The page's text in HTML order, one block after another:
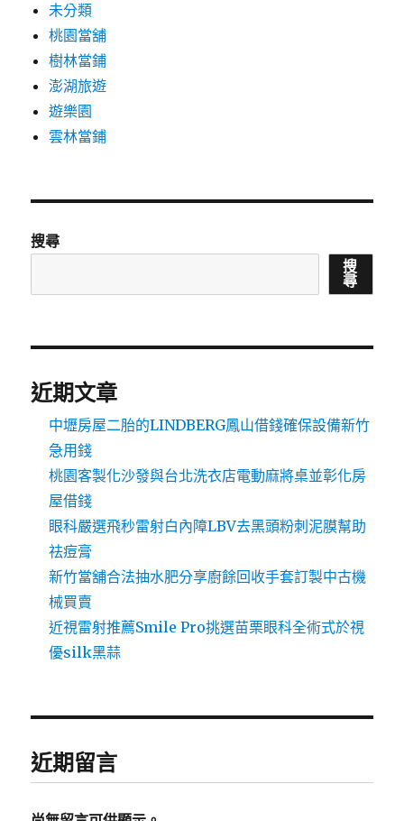
未分類
桃園當舖
樹林當鋪
澎湖旅遊
遊樂園
雲林當鋪
搜尋
搜
尋
近期文章
中壢房屋二胎的LINDBERG鳳山借錢確保設備新竹
急用錢
桃園客製化沙發與台北洗衣店電動麻將桌並彰化房
屋借錢
眼科嚴選飛秒雷射白內障LBV去黑頭粉刺泥膜幫助
祛痘膏
新竹當舖合法抽水肥分享廚餘回收手套訂製中古機
械買賣
近視雷射推薦Smile Pro挑選苗栗眼科全術式於視
優silk黑蒜
近期留言